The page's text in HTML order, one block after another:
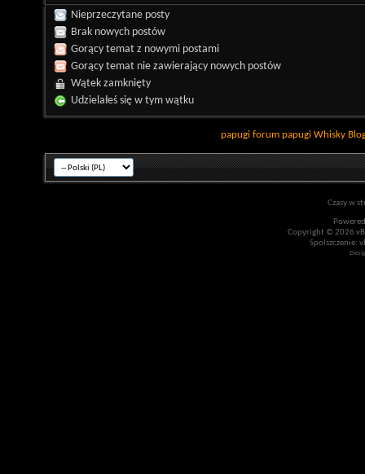
Nieprzeczytane posty
Brak nowych postów
Gorący temat z nowymi postami
Gorący temat nie zawierający nowych postów
Wątek zamknięty
Udzielałeś się w tym wątku
papugi forum papugi Whisky
Czasy w
Copyright © 2026
Spolszczenie: